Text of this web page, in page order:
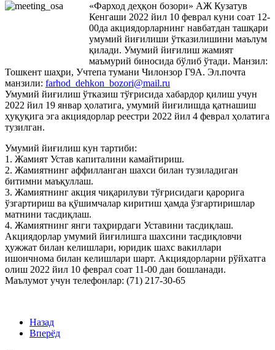
«Фарход деҳқон бозори» АЖ Кузатув
Кенгаши 2022 йил 10 феврал куни соат 12-
00да акциядорларнинг навбатдан ташқари
умумий йиғилиши ўтказилишини маълум
қилади. Умумий йиғилиш жамият
маъмурий биносида бўлиб ўтади. Манзил:
Тошкент шаҳри, Учтепа тумани Чилонзор Г9А. Эл.почта
манзили: farhod_dehkon_bozori@mail.ru
Умумий йиғилиш ўтказиш тўғрисида хабардор қилиш учун
2022 йил 19 январ ҳолатига, умумий йиғилишда қатнашиш
ҳуқуқига эга акциядорлар реестри 2022 йил 4 феврал ҳолатига
тузилган.
Умумий йиғилиш кун тартиби:
1. Жамият Устав капиталини камайтириш.
2. Жамиятнинг аффилланган шахси билан тузиладиган
битимни маъқуллаш.
3. Жамиятнинг акция чиқарилуви тўғрисидаги қарорига
ўзгартириш ва қўшимчалар киритиш ҳамда ўзгартиришлар
матнини тасдиқлаш.
4. Жамиятнинг янги таҳрирдаги Уставини тасдиқлаш.
Акциядорлар умумий йиғилишга шахсини тасдиқловчи
ҳужжат билан келишлари, юридик шахс вакиллари
ишончнома билан келишлари шарт. Акциядорларни рўйхатга
олиш 2022 йил 10 феврал соат 11-00 дан бошланади.
Маълумот учун телефонлар: (71) 217-30-65
Назад
Вперёд